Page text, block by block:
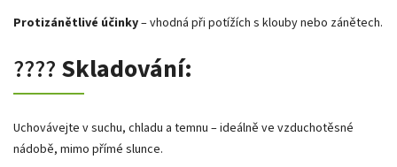
Protizánětlivé účinky– vhodná při potížích s klouby nebo zánětech.
???? Skladování:
Uchovávejte v suchu, chladu a temnu – ideálně ve vzduchotěsné
nádobě, mimo přímé slunce.